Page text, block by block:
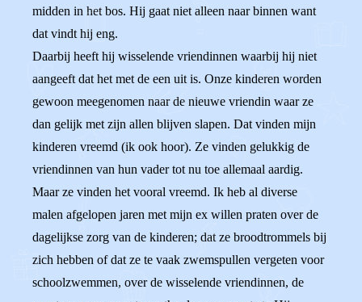
midden in het bos. Hij gaat niet alleen naar binnen want
dat vindt hij eng.
Daarbij heeft hij wisselende vriendinnen waarbij hij niet
aangeeft dat het met de een uit is. Onze kinderen worden
gewoon meegenomen naar de nieuwe vriendin waar ze
dan gelijk met zijn allen blijven slapen. Dat vinden mijn
kinderen vreemd (ik ook hoor). Ze vinden gelukkig de
vriendinnen van hun vader tot nu toe allemaal aardig.
Maar ze vinden het vooral vreemd. Ik heb al diverse
malen afgelopen jaren met mijn ex willen praten over de
dagelijkse zorg van de kinderen; dat ze broodtrommels bij
zich hebben of dat ze te vaak zwemspullen vergeten voor
schoolzwemmen, over de wisselende vriendinnen, de